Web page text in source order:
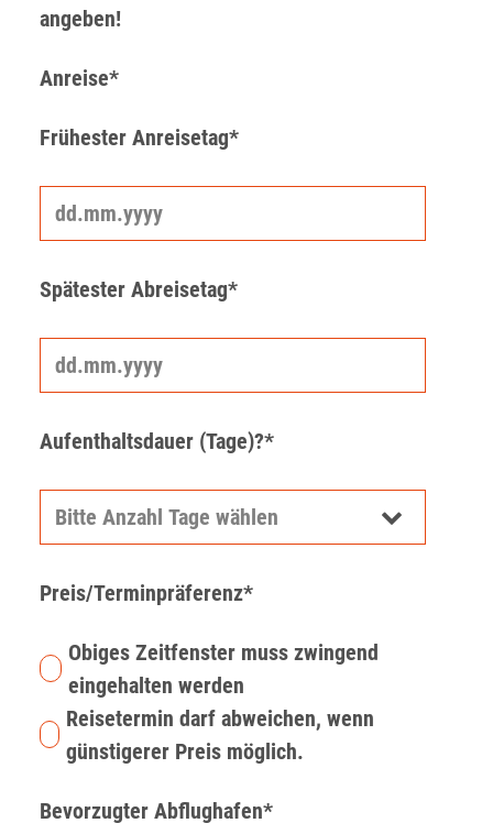
angeben!
Anreise*
Frühester Anreisetag*
Spätester Abreisetag*
Aufenthaltsdauer (Tage)?*
Preis/Terminpräferenz*
Obiges Zeitfenster muss zwingend
eingehalten werden
Reisetermin darf abweichen, wenn
günstigerer Preis möglich.
Bevorzugter Abflughafen*